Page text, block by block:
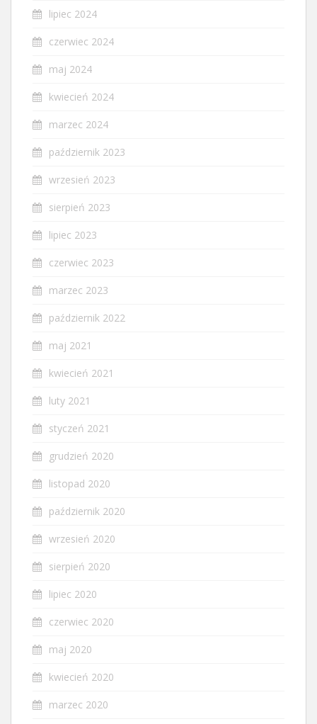
lipiec 2024
czerwiec 2024
maj 2024
kwiecień 2024
marzec 2024
październik 2023
wrzesień 2023
sierpień 2023
lipiec 2023
czerwiec 2023
marzec 2023
październik 2022
maj 2021
kwiecień 2021
luty 2021
styczeń 2021
grudzień 2020
listopad 2020
październik 2020
wrzesień 2020
sierpień 2020
lipiec 2020
czerwiec 2020
maj 2020
kwiecień 2020
marzec 2020